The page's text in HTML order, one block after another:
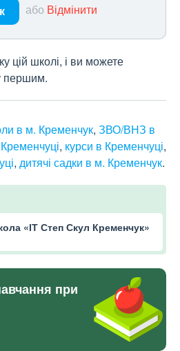
або Відмінити
цій школі, і ви можете
першим.
в м. Кременчук, ЗВО/ВНЗ в
, курси в Кременчуці,
, дитячі садки в м. Кременчук.
«ІТ Степ Скул Кременчук»
при